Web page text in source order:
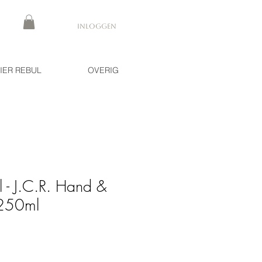
Inloggen
REBUL OVERIG
- J.C.R. Hand &